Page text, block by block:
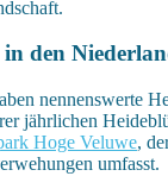
den
nennenswerte
jährlichen
Hoge Veluwe,
umfasst.